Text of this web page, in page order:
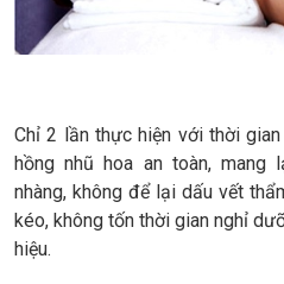
Chỉ 2 lần thực hiện với thời gian
hồng nhũ hoa an toàn, mang
nhàng, không để lại dấu vết
kéo, không tốn thời gian nghỉ
hiệu.